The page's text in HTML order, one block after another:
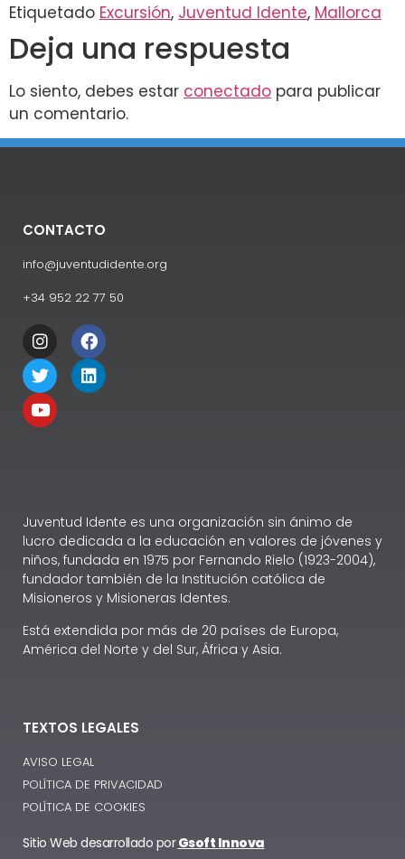
Etiquetado Excursión, Juventud Idente, Mallorca
Deja una respuesta
Lo siento, debes estar conectado para publicar
un comentario.
CONTACTO
info@juventudidente.org
+34 952 22 77 50
Juventud Idente es una organización sin ánimo de
lucro dedicada a la educación en valores de jóvenes y
niños, fundada en 1975 por Fernando Rielo (1923-2004),
fundador también de la Institución católica de
Misioneros y Misioneras Identes.
Está extendida por más de 20 países de Europa,
América del Norte y del Sur, África y Asia.
TEXTOS LEGALES
AVISO LEGAL
POLÍTICA DE PRIVACIDAD
POLÍTICA DE COOKIES
Sitio Web desarrollado por Gsoft Innova